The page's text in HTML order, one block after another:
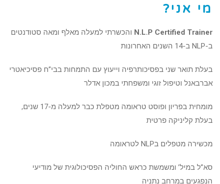
מי אני?
N.L.P Certified Trainer והכשרתי למעלה מאלף ומאה סטודנטים
ב-NLP ב-14 השנים האחרונות
בעלת תואר שני בפסיכותרפיה וייעוץ עם התמחות בבי”ח פסיכיאטרי
אברבאנל וטיפול זוגי ומשפחתי במכון אדלר
מומחית בפריון ופוסט טראומה מטפלת כבר למעלה מ-17 שנים,
בעלת קליניקה פרטית
מכשירה מטפלים בNLP לטראומה
סא”ל במיל’ ומשמשת כראש החוליה הפסיכולוגית של מודיעי
הנפגעים במרחב נתניה